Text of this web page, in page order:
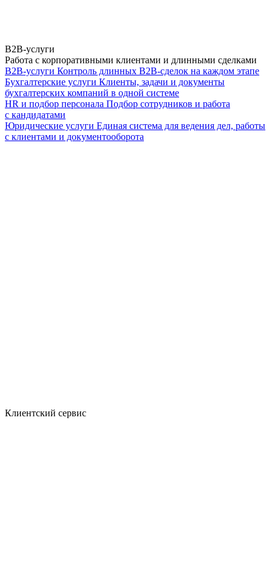
B2B-услуги
Работа с корпоративными клиентами и длинными сделками
B2B-услуги Контроль длинных B2B-сделок на каждом этапе
Бухгалтерские услуги Клиенты, задачи и документы
бухгалтерских компаний в одной системе
HR и подбор персонала Подбор сотрудников и работа
с кандидатами
Юридические услуги Единая система для ведения дел, работы
с клиентами и документооборота
Клиентский сервис